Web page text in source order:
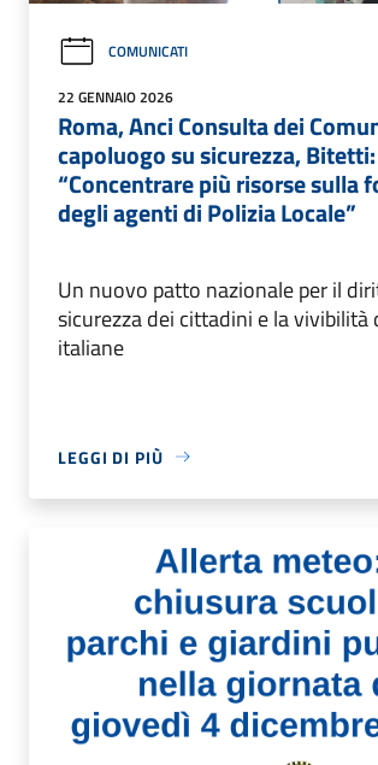
COMUNICATI
22 GENNAIO 2026
Roma, Anci Consulta dei
capoluogo su sicurezza, Bitetti:
“Concentrare più risorse sulla
degli agenti di Polizia Locale”
Un nuovo patto nazionale per il
sicurezza dei cittadini e la vivibilità
italiane
LEGGI DI PIÙ